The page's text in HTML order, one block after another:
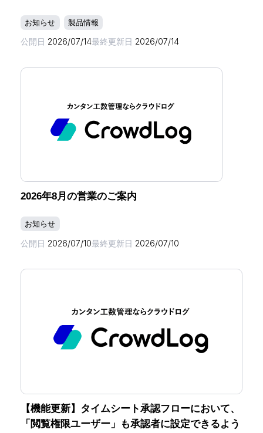
お知らせ 製品情報
公開日 2026/07/14最終更新日 2026/07/14
2026年8月の営業のご案内
お知らせ
公開日 2026/07/10最終更新日 2026/07/10
【機能更新】タイムシート承認フローにおいて、
「閲覧権限ユーザー」も承認者に設定できるよう